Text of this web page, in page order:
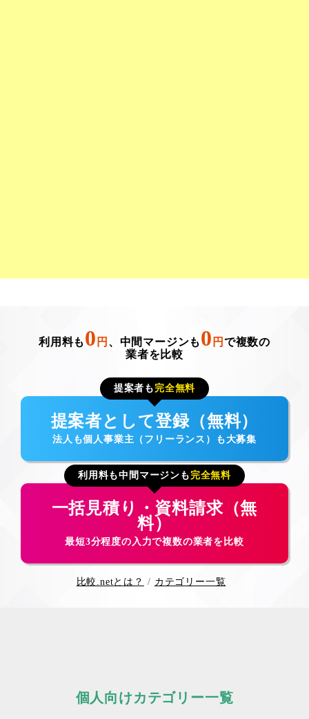
利用料も 0 円 、中間マージンも 0 円 で複数の
業者を比較
提案者も 完全無料
提案者として登録（無料）
法人も個人事業主（フリーランス）も大募集
利用料も中間マージンも 完全無料
一括見積り・資料請求（無
料）
最短3分程度の入力で複数の業者を比較
比較.netとは？ カテゴリー一覧
個人向けカテゴリー一覧